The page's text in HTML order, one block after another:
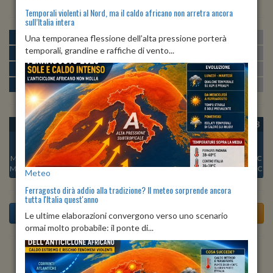
MATTINA min:19º max:25º U:
POMERIGGIO min:26º max:27º
SERA min:20º max:26º U:75% 81%
NOTTE min: 19º max:21º U:68%
OGGI
Min:
22°C
Max:27°C
SAB 08
Min:
Max:27°C
DOM 09
Min:21°C
Max:27°C
LUN 10
Min:
21°C
Max:27°C
MAR 11
Max:28°C
MER 12
Min:22°C
Max:27°C
GIO 13
20°C
Max:26°C
Previsioni del Tempo a Acquafondata tra 6 giorni
Temporali violenti al Nord, ma il caldo africano non arretra ancora
sull’Italia intera
Una temporanea flessione dell’alta pressione porterà
temporali, grandine e raffiche di vento...
Meteo
Ferragosto dirà addio alla tradizione? Il meteo sorprende ancora
tutta l'Italia quest'anno
Le ultime elaborazioni convergono verso uno scenario
ormai molto probabile: il ponte di...